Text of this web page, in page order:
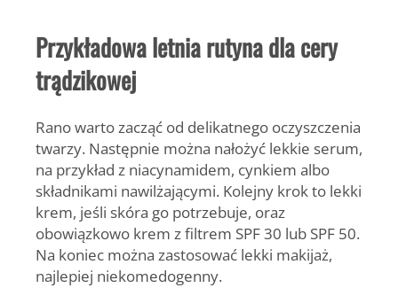
Przykładowa letnia rutyna dla cery
trądzikowej
Rano warto zacząć od delikatnego oczyszczenia
twarzy. Następnie można nałożyć lekkie serum,
na przykład z niacynamidem, cynkiem albo
składnikami nawilżającymi. Kolejny krok to lekki
krem, jeśli skóra go potrzebuje, oraz
obowiązkowo krem z filtrem SPF 30 lub SPF 50.
Na koniec można zastosować lekki makijaż,
najlepiej niekomedogenny.